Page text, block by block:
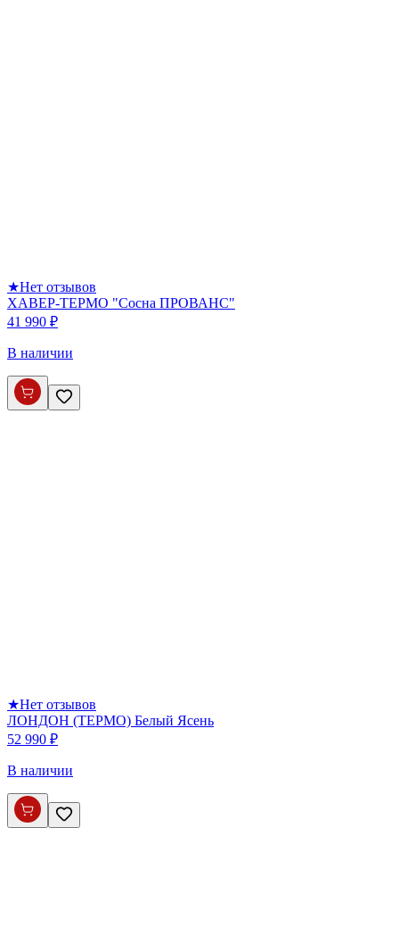
★Нет отзывов
ХАВЕР-ТЕРМО "Сосна ПРОВАНС"
41 990 ₽
В наличии
★Нет отзывов
ЛОНДОН (ТЕРМО) Белый Ясень
52 990 ₽
В наличии